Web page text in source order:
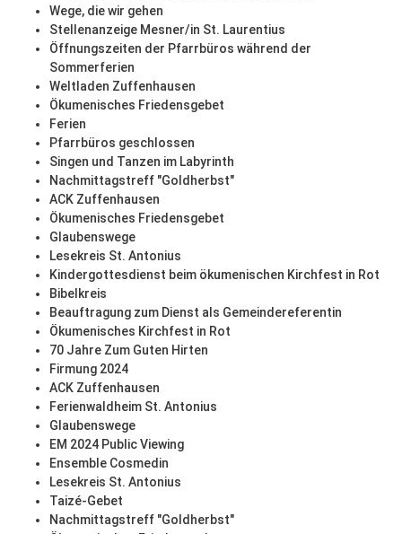
Wege, die wir gehen
Stellenanzeige Mesner/in St. Laurentius
Öffnungszeiten der Pfarrbüros während der
Sommerferien
Weltladen Zuffenhausen
Ökumenisches Friedensgebet
Ferien
Pfarrbüros geschlossen
Singen und Tanzen im Labyrinth
Nachmittagstreff "Goldherbst"
ACK Zuffenhausen
Ökumenisches Friedensgebet
Glaubenswege
Lesekreis St. Antonius
Kindergottesdienst beim ökumenischen Kirchfest in Rot
Bibelkreis
Beauftragung zum Dienst als Gemeindereferentin
Ökumenisches Kirchfest in Rot
70 Jahre Zum Guten Hirten
Firmung 2024
ACK Zuffenhausen
Ferienwaldheim St. Antonius
Glaubenswege
EM 2024 Public Viewing
Ensemble Cosmedin
Lesekreis St. Antonius
Taizé-Gebet
Nachmittagstreff "Goldherbst"